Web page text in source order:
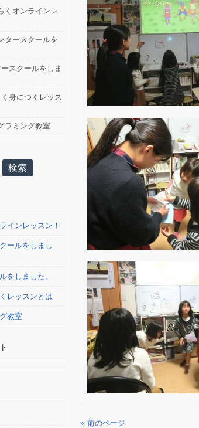
« 前のページ
くオンラインレ
タースクールを
スクールをしま
身につくレッス
ラミング教室
インレッスン！
ールをしまし
をしました。
レッスンとは
教室